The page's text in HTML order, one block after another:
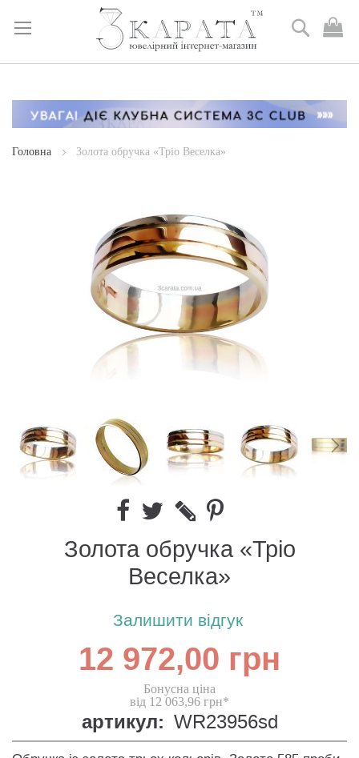
Skip
Content
Пошук
Головна Золота обручка «Тріо Веселка»
Золота обручка «Тріо
Веселка»
Залишити відгук
12 972,00 грн
Бонусна ціна
від 12 063,96 грн*
артикул: WR23956sd